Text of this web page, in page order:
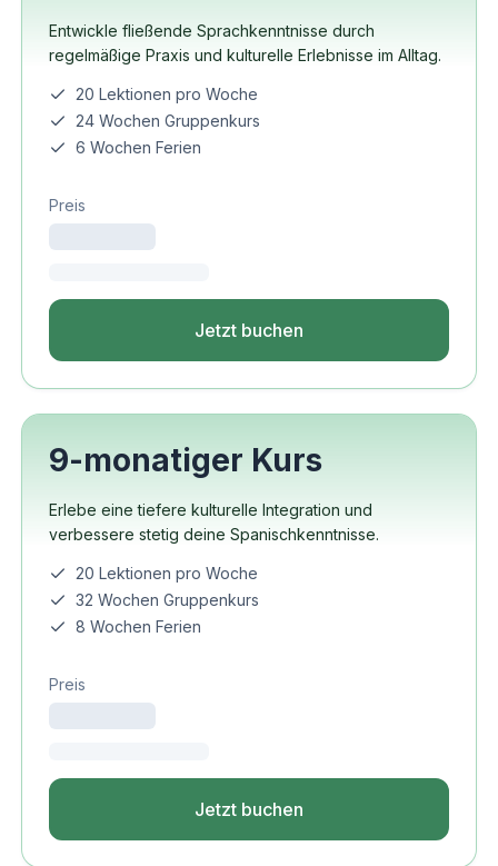
Entwickle fließende Sprachkenntnisse durch
regelmäßige Praxis und kulturelle Erlebnisse im Alltag.
20 Lektionen pro Woche
24 Wochen Gruppenkurs
6 Wochen Ferien
Preis
Jetzt buchen
9-monatiger Kurs
Erlebe eine tiefere kulturelle Integration und
verbessere stetig deine Spanischkenntnisse.
20 Lektionen pro Woche
32 Wochen Gruppenkurs
8 Wochen Ferien
Preis
Jetzt buchen